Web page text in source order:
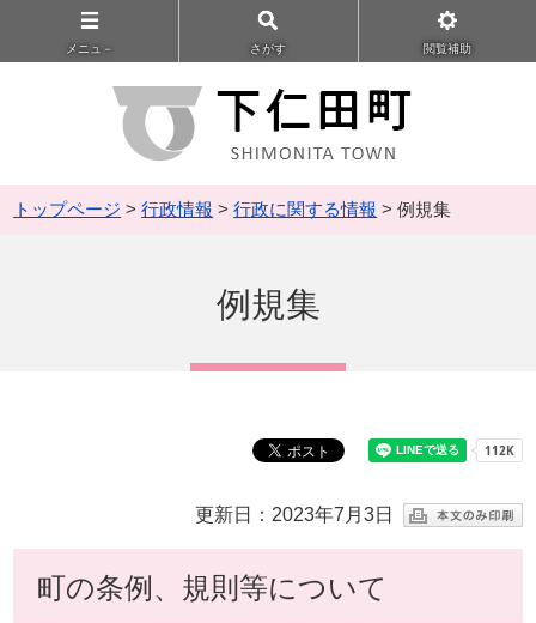
メニュ－ さがす 閲覧補助
トップページ >行政情報 >行政に関する情報 > 例規集
例規集
更新日：2023年7月3日
町の条例、規則等について